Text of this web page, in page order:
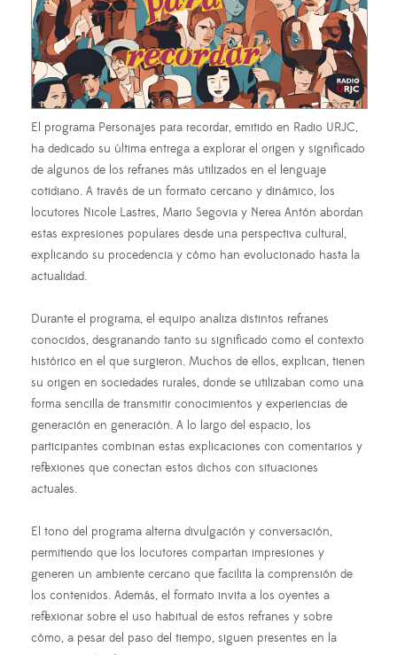
El programa Personajes para recordar, emitido en Radio URJC,
ha dedicado su última entrega a explorar el origen y significado
de algunos de los refranes más utilizados en el lenguaje
cotidiano. A través de un formato cercano y dinámico, los
locutores Nicole Lastres, Mario Segovia y Nerea Antón abordan
estas expresiones populares desde una perspectiva cultural,
explicando su procedencia y cómo han evolucionado hasta la
actualidad.
Durante el programa, el equipo analiza distintos refranes
conocidos, desgranando tanto su significado como el contexto
histórico en el que surgieron. Muchos de ellos, explican, tienen
su origen en sociedades rurales, donde se utilizaban como una
forma sencilla de transmitir conocimientos y experiencias de
generación en generación. A lo largo del espacio, los
participantes combinan estas explicaciones con comentarios y
reflexiones que conectan estos dichos con situaciones
actuales.
El tono del programa alterna divulgación y conversación,
permitiendo que los locutores compartan impresiones y
generen un ambiente cercano que facilita la comprensión de
los contenidos. Además, el formato invita a los oyentes a
reflexionar sobre el uso habitual de estos refranes y sobre
cómo, a pesar del paso del tiempo, siguen presentes en la